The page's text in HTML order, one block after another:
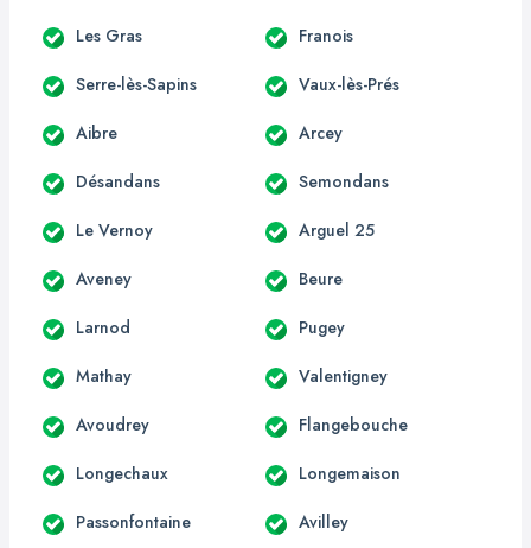
Les Gras Franois
Serre-lès-Sapins Vaux-lès-Prés
Aibre Arcey
Désandans Semondans
Le Vernoy Arguel 25
Aveney Beure
Larnod Pugey
Mathay Valentigney
Avoudrey Flangebouche
Longechaux Longemaison
Passonfontaine Avilley